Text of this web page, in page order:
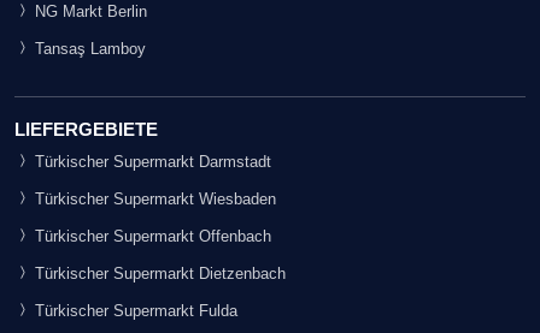
NG Markt Berlin
Tansaş Lamboy
LIEFERGEBIETE
Türkischer Supermarkt Darmstadt
Türkischer Supermarkt Wiesbaden
Türkischer Supermarkt Offenbach
Türkischer Supermarkt Dietzenbach
Türkischer Supermarkt Fulda